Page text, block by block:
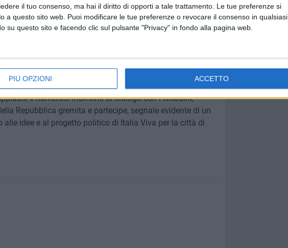
il tuo consenso, ma hai il diritto di opporti a tale trattamento. Le tue preferenze si
a questo sito web. Puoi modificare le tue preferenze o revocare il consenso in qualsiasi
su questo sito e facendo clic sul pulsante "Privacy" in fondo alla pagina web.
PIÙ OPZIONI ACCETTO
del futuro candidato sindaco Marco Galiano, accolto
temi delle elezioni comunali: decoro urbano, sicurezza,
del territorio, lanciando un messaggio di
e numerosi momenti di dialogo con i cittadini,
Repubblica gremita e partecipe, segnale evidente di un
idee e al progetto politico di Italia Viva per la città di